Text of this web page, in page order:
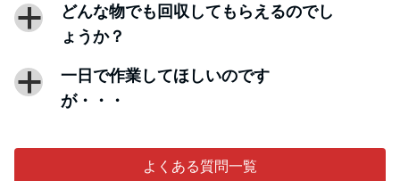
a
どんな物でも回収してもらえるのでし
ょうか？
a
一日で作業してほしいのです
が・・・
よくある質問一覧